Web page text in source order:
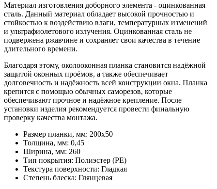
Материал изготовления доборного элемента - оцинкованная
сталь. Данный материал обладает высокой прочностью и
стойкостью к воздействию влаги, температурных изменений
и ультрафиолетового излучения. Оцинкованная сталь не
подвержена ржавчине и сохраняет свои качества в течение
длительного времени.
Благодаря этому, околооконная планка становится надёжной
защитой оконных проёмов, а также обеспечивает
долговечность и надёжность всей конструкции окна. Планка
крепится с помощью обычных саморезов, которые
обеспечивают прочное и надёжное крепление. После
установки изделия рекомендуется провести финальную
проверку качества монтажа.
Размер планки, мм: 200х50
Толщина, мм: 0,45
Ширина, мм: 260
Тип покрытия: Полиэстер (PE)
Текстура поверхности: Гладкая
Степень блеска: Глянцевая